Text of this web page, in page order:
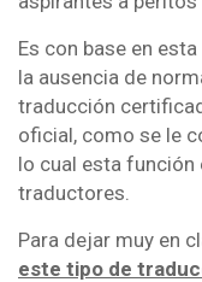
Es con base en
la ausencia de
traducción
oficial, como se le
lo cual esta función
traductores.
Para dejar muy en
este tipo de